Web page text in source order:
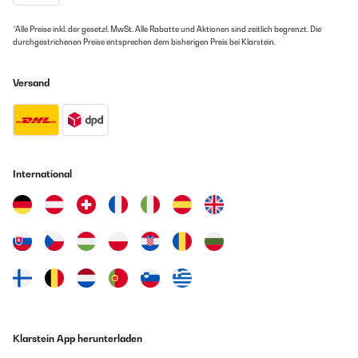
Amazon user
Ce radiateur mural est à la fois un appareil de chauffage efficace
et une pièce d'art moderne qui a transformé notre espace de vie.
L'installation a été incroyablement simple grâce aux instructions
claires fournies, et j'ai pu le monter en quelques étapes sans
impeccable, avec des matériaux de haute qualité qui donnent un
*Alle Preise inkl. der gesetzl. MwSt. Alle Rabatte und Aktionen sind zeitlich begrenzt. Die
durchgestrichenen Preise entsprechen dem bisherigen Preis bei Klarstein.
Versand
International
Klarstein App herunterladen